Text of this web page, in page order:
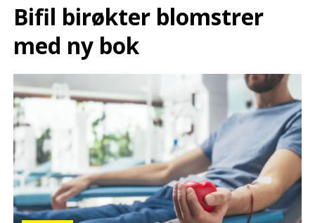
Bifil birøkter blomstrer
med ny bok